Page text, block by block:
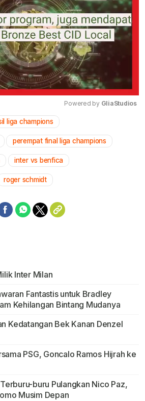
Powered by GliaStudios
liga champions
perempat final liga champions
inter vs benfica
roger schmidt
Inter Milan
Fantastis untuk Bradley
Kehilangan Bintang Mudanya
Kedatangan Bek Kanan Denzel
PSG, Goncalo Ramos Hijrah ke
buru Pulangkan Nico Paz,
Musim Depan